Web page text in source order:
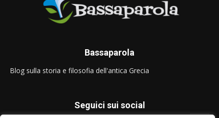
Bassaparola
Blog sulla storia e filosofia dell'antica Grecia
Seguici sui social